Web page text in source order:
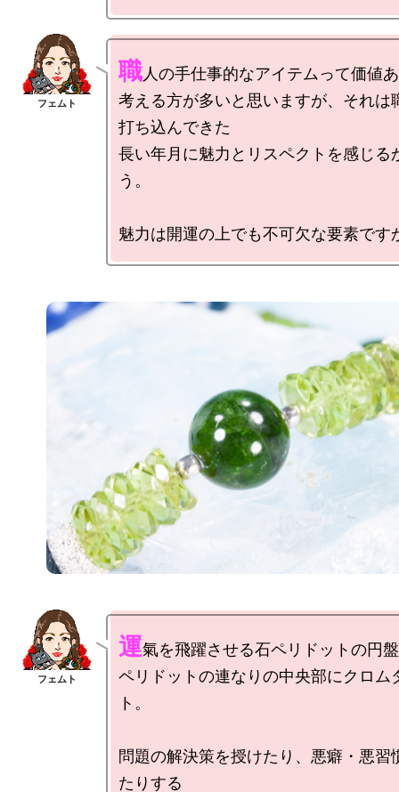
職人の手仕事的なアイテムって価値
考える方が多いと思いますが、それは
打ち込んできた
長い年月に魅力とリスペクトを感じる
う。
運氣を飛躍させる石ペリドットの円
ペリドットの連なりの中央部にクロム
ト。
問題の解決策を授けたり、悪癖・悪習
たりする